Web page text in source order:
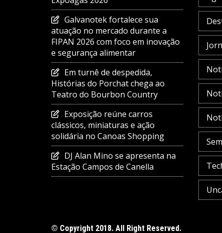
Galvanotek fortalece sua
atuação no mercado durante a
FIPAN 2026 com foco em inovação
e segurança alimentar
Em turnê de despedida,
Histórias do Porchat chega ao
Teatro do Bourbon Country
Exposição reúne carros
clássicos, miniaturas e ação
solidária no Canoas Shopping
DJ Alan Mino se apresenta na
Estação Campos de Canella
© Copyright 2018. All Right Reserved.